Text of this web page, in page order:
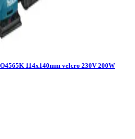
114x140mm velcro 230V 200W